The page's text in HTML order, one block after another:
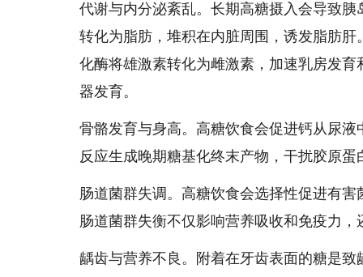
代谢与内分泌紊乱。长期高糖摄入会导致
转化为脂肪，堆积在内脏周围，诱发脂肪
化酶将雄激素转化为雌激素，加速乳房发
器发育。
骨骼发育与身高。高糖饮食会促进钙从尿
反应生成晚期糖基化终末产物，干扰胶原
肠道菌群失调。高糖饮食会选择性促进有
肠道菌群失衡不仅影响营养吸收和免疫力
龋齿与营养不良。附着在牙齿表面的糖是